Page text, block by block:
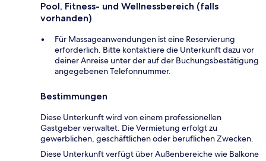
Pool, Fitness- und Wellnessbereich (falls
vorhanden)
Für Massageanwendungen ist eine Reservierung
erforderlich. Bitte kontaktiere die Unterkunft dazu vor
deiner Anreise unter der auf der Buchungsbestätigung
angegebenen Telefonnummer.
Bestimmungen
Diese Unterkunft wird von einem professionellen
Gastgeber verwaltet. Die Vermietung erfolgt zu
gewerblichen, geschäftlichen oder beruflichen Zwecken.
Diese Unterkunft verfügt über Außenbereiche wie Balkone